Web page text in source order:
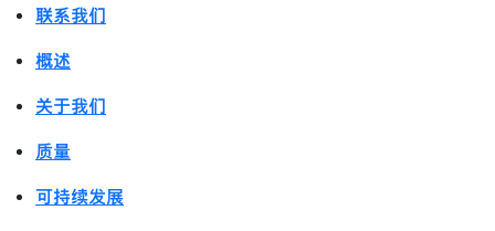
联系我们
概述
关于我们
质量
可持续发展